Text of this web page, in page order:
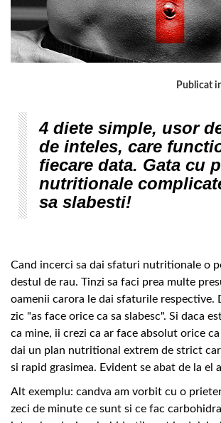
Publicat
4 diete simple, usor
de inteles, care
fiecare data. Gata cu
nutritionale
sa slabesti!
Cand incerci sa dai sfaturi nutritionale o
destul de rau. Tinzi sa faci prea multe
oamenii carora le dai sfaturile respective.
zic "as face orice ca sa slabesc". Si daca
ca mine, ii crezi ca ar face absolut orice ca
dai un plan nutritional extrem de strict
si rapid grasimea. Evident se abat de la el
Alt exemplu: candva am vorbit cu o
zeci de minute ce sunt si ce fac